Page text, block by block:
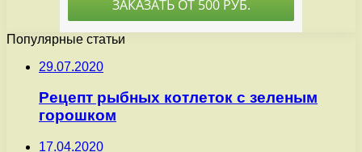
Популярные статьи
29.07.2020
Рецепт рыбных котлеток с зеленым
горошком
17.04.2020